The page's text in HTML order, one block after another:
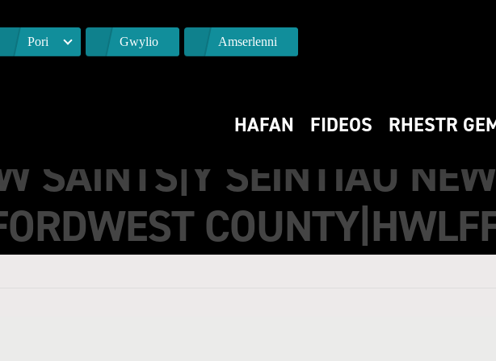
Pori Gwylio Amserlenni
HAFAN FIDEOS RHESTR
SAINTS|Y SEINTIAU